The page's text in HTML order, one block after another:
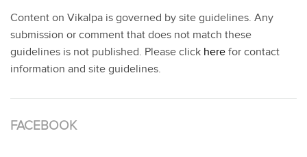
Content on Vikalpa is governed by site guidelines. Any
submission or comment that does not match these
guidelines is not published. Please click here for contact
information and site guidelines.
FACEBOOK